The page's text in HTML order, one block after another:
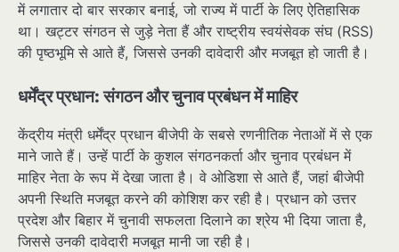
में लगातार दो बार सरकार बनाई, जो राज्य में पार्टी के लिए ऐतिहासिक
था। खट्टर संगठन से जुड़े नेता हैं और राष्ट्रीय स्वयंसेवक संघ (RSS)
की पृष्ठभूमि से आते हैं, जिससे उनकी दावेदारी और मजबूत हो जाती है।
धर्मेंद्र प्रधान: संगठन और चुनाव प्रबंधन में माहिर
केंद्रीय मंत्री धर्मेंद्र प्रधान बीजेपी के सबसे रणनीतिक नेताओं में से एक
माने जाते हैं। उन्हें पार्टी के कुशल संगठनकर्ता और चुनाव प्रबंधन में
माहिर नेता के रूप में देखा जाता है। वे ओडिशा से आते हैं, जहां बीजेपी
अपनी स्थिति मजबूत करने की कोशिश कर रही है। प्रधान को उत्तर
प्रदेश और बिहार में चुनावी सफलता दिलाने का श्रेय भी दिया जाता है,
जिससे उनकी दावेदारी मजबूत मानी जा रही है।